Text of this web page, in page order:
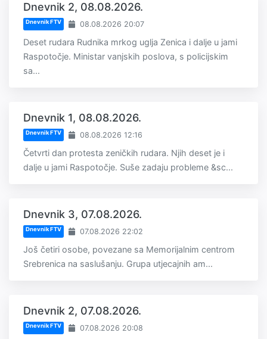
Dnevnik 2, 08.08.2026.
Dnevnik FTV 08.08.2026 20:07
Deset rudara Rudnika mrkog uglja Zenica i dalje u jami
Raspotočje. Ministar vanjskih poslova, s policijskim
sa...
Dnevnik 1, 08.08.2026.
Dnevnik FTV 08.08.2026 12:16
Četvrti dan protesta zeničkih rudara. Njih deset je i
dalje u jami Raspotočje. Suše zadaju probleme &sc...
Dnevnik 3, 07.08.2026.
Dnevnik FTV 07.08.2026 22:02
Još četiri osobe, povezane sa Memorijalnim centrom
Srebrenica na saslušanju. Grupa utjecajnih am...
Dnevnik 2, 07.08.2026.
Dnevnik FTV 07.08.2026 20:08